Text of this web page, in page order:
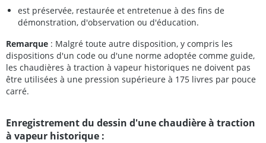
est préservée, restaurée et entretenue à des fins de
démonstration, d'observation ou d'éducation.
Remarque : Malgré toute autre disposition, y compris les
dispositions d'un code ou d'une norme adoptée comme guide,
les chaudières à traction à vapeur historiques ne doivent pas
être utilisées à une pression supérieure à 175 livres par pouce
carré.
Enregistrement du dessin d'une chaudière à traction
à vapeur historique :